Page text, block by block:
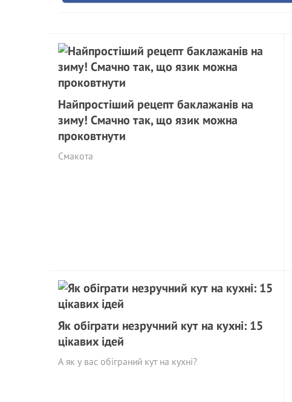
Найпростіший рецепт баклажанів на
зиму! Смачно так, що язик можна
проковтнути
Смакота
Як обіграти незручний кут на кухні: 15
цікавих ідей
А як у вас обіграний кут на кухні?